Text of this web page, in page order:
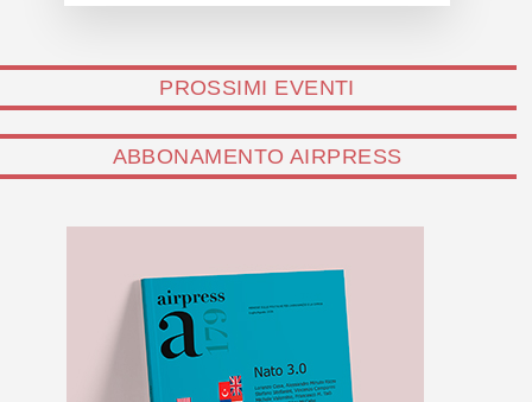
PROSSIMI EVENTI
ABBONAMENTO AIRPRESS